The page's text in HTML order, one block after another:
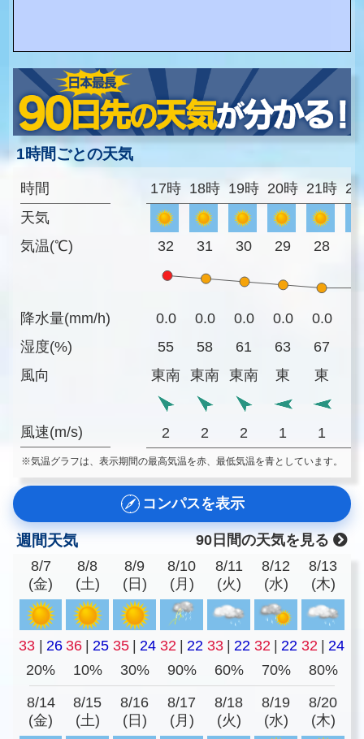
1時間ごとの天気
時間
天気
気温(℃)
降水量(mm/h)
湿度(%)
風向
風速(m/s)
17時 18時 19時 20時 21時
32 31 30 29 28
0.0 0.0 0.0 0.0 0.0
55
58 61 63 67
東南
東南 東南 東 東
2 2 2 1 1
※気温グラフは、表示期間の最高気温を赤、最低気温を青としています。
コンパスを表示
週間天気
90日間の天気を見る
8/7
(金)
8/8
(土)
8/9
(日)
8/10
(月)
8/11
(火)
8/12
(水)
8/13
(木)
33 | 26 36 | 25 35 | 24 32 | 22 33 | 22 32 | 22 32 | 24
20%
10% 30% 90% 60% 70% 80%
8/14
(金)
8/15
(土)
8/16
(日)
8/17
(月)
8/18
(火)
8/19
(水)
8/20
(木)